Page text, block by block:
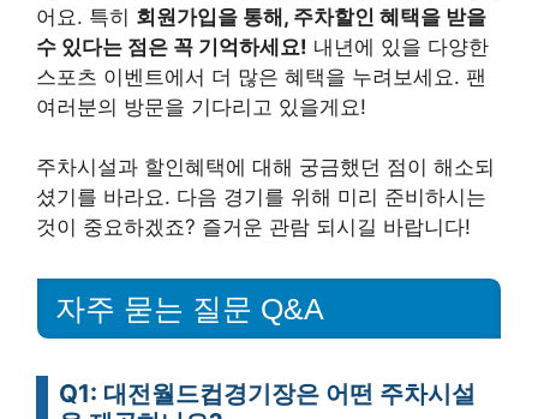
어요. 특히 회원가입을 통해, 주차할인 혜택을 받을
수 있다는 점은 꼭 기억하세요! 내년에 있을 다양한
스포츠 이벤트에서 더 많은 혜택을 누려보세요. 팬
여러분의 방문을 기다리고 있을게요!
주차시설과 할인혜택에 대해 궁금했던 점이 해소되
셨기를 바라요. 다음 경기를 위해 미리 준비하시는
것이 중요하겠죠? 즐거운 관람 되시길 바랍니다!
자주 묻는 질문 Q&A
Q1: 대전월드컵경기장은 어떤 주차시설